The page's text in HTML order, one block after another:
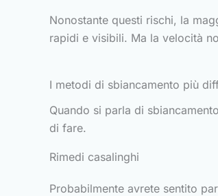
Nonostante questi rischi, la
rapidi e visibili. Ma la velocità
I metodi di sbiancamento più
Quando si parla di
di fare.
Rimedi casalinghi
Probabilmente avrete sentito